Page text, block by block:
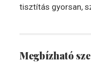
tisztítás gyorsan,
Megbízható